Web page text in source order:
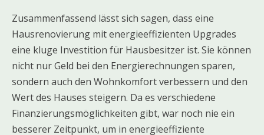
Zusammenfassend lässt sich sagen, dass eine
Hausrenovierung mit energieeffizienten Upgrades
eine kluge Investition für Hausbesitzer ist. Sie können
nicht nur Geld bei den Energierechnungen sparen,
sondern auch den Wohnkomfort verbessern und den
Wert des Hauses steigern. Da es verschiedene
Finanzierungsmöglichkeiten gibt, war noch nie ein
besserer Zeitpunkt, um in energieeffiziente